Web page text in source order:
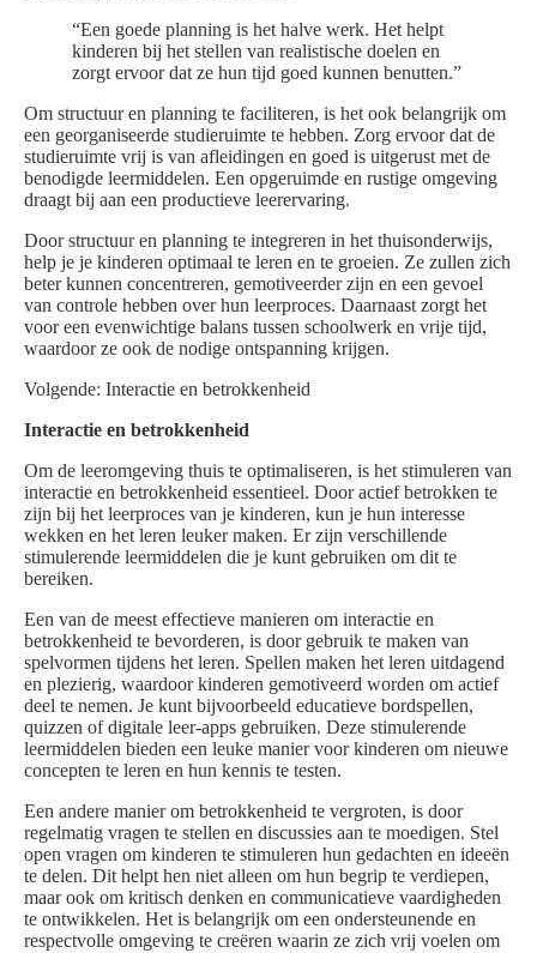
“Een goede planning is het halve werk. Het helpt
kinderen bij het stellen van realistische doelen en
zorgt ervoor dat ze hun tijd goed kunnen benutten.”
Om structuur en planning te faciliteren, is het ook belangrijk om
een georganiseerde studieruimte te hebben. Zorg ervoor dat de
studieruimte vrij is van afleidingen en goed is uitgerust met de
benodigde leermiddelen. Een opgeruimde en rustige omgeving
draagt bij aan een productieve leerervaring.
Door structuur en planning te integreren in het thuisonderwijs,
help je je kinderen optimaal te leren en te groeien. Ze zullen zich
beter kunnen concentreren, gemotiveerder zijn en een gevoel
van controle hebben over hun leerproces. Daarnaast zorgt het
voor een evenwichtige balans tussen schoolwerk en vrije tijd,
waardoor ze ook de nodige ontspanning krijgen.
Volgende: Interactie en betrokkenheid
Interactie en betrokkenheid
Om de leeromgeving thuis te optimaliseren, is het stimuleren van
interactie en betrokkenheid essentieel. Door actief betrokken te
zijn bij het leerproces van je kinderen, kun je hun interesse
wekken en het leren leuker maken. Er zijn verschillende
stimulerende leermiddelen die je kunt gebruiken om dit te
bereiken.
Een van de meest effectieve manieren om interactie en
betrokkenheid te bevorderen, is door gebruik te maken van
spelvormen tijdens het leren. Spellen maken het leren uitdagend
en plezierig, waardoor kinderen gemotiveerd worden om actief
deel te nemen. Je kunt bijvoorbeeld educatieve bordspellen,
quizzen of digitale leer-apps gebruiken. Deze stimulerende
leermiddelen bieden een leuke manier voor kinderen om nieuwe
concepten te leren en hun kennis te testen.
Een andere manier om betrokkenheid te vergroten, is door
regelmatig vragen te stellen en discussies aan te moedigen. Stel
open vragen om kinderen te stimuleren hun gedachten en ideeën
te delen. Dit helpt hen niet alleen om hun begrip te verdiepen,
maar ook om kritisch denken en communicatieve vaardigheden
te ontwikkelen. Het is belangrijk om een ondersteunende en
respectvolle omgeving te creëren waarin ze zich vrij voelen om